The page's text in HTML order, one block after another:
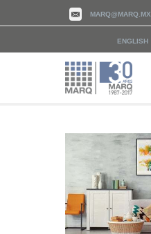
MARQ@MARQ.MX
ENGLISH